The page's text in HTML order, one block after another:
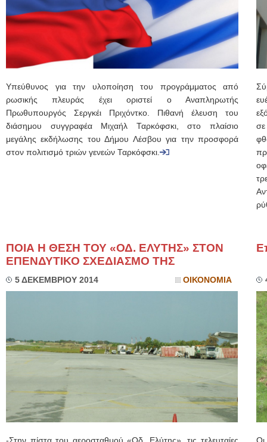
Υπεύθυνος για την υλοποίηση του προγράμματος από
ρωσικής πλευράς έχει οριστεί ο Αναπληρωτής
Πρωθυπουργός Σεργκέι Πριχόντκο. Πιθανή έλευση του
διάσημου συγγραφέα Μιχαήλ Ταρκόφσκι, στο πλαίσιο
μεγάλης εκδήλωσης του Δήμου Λέσβου για την προσφορά
στον πολιτισμό τριών γενεών Ταρκόφσκι.
ΠΟΙΑ Η ΘΕΣΗ ΤΟΥ «ΟΔ. ΕΛΥΤΗΣ» ΣΤΟΝ
ΕΠΕΝΔΥΤΙΚΟ ΣΧΕΔΙΑΣΜΟ ΤΗΣ
5 ΔΕΚΕΜΒΡΙΟΥ 2014 ΟΙΚΟΝΟΜΙΑ